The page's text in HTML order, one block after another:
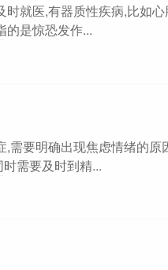
就医,有器质性疾病,比如
的是惊恐发作...
需要明确出现焦虑情绪的原
需要及时到精...